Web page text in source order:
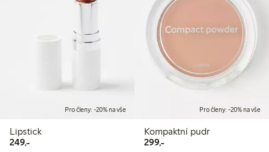
Pro členy: -20% na vše
Lipstick
249,-249,00 Kč
Pro členy: -20% na vše
Kompaktní pudr
299,-299,00 Kč